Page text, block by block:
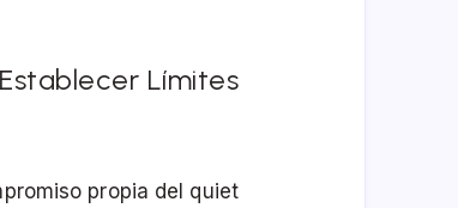
Límites
propia del quiet